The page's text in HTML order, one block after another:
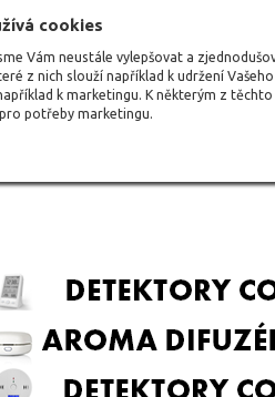
cookies
Vám neustále vylepšovat a
z nich slouží například k udržení
k marketingu. K některým z
potřeby marketingu.